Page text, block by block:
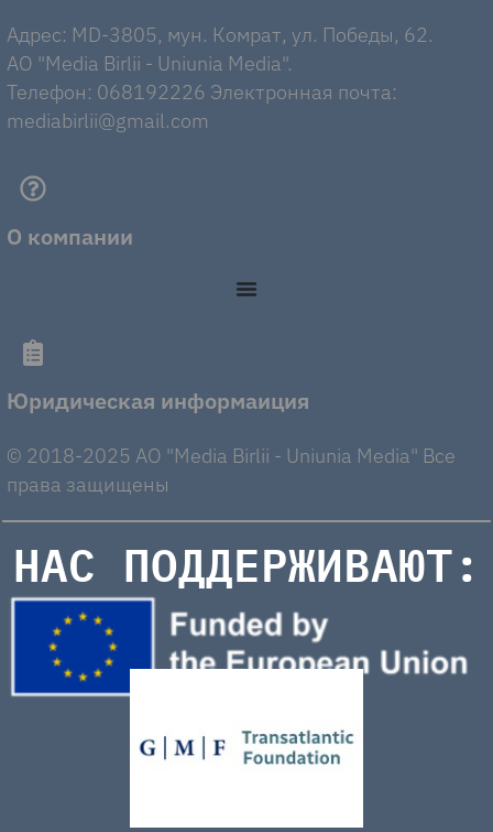
Адрес: MD-3805, мун. Комрат, ул. Победы, 62.
AO "Media Birlii - Uniunia Media".
Телефон: 068192226 Электронная почта:
mediabirlii@gmail.com
О компании
Юридическая информаиция
© 2018-2025 AO "Media Birlii - Uniunia Media" Все
права защищены
НАС ПОДДЕРЖИВАЮТ: